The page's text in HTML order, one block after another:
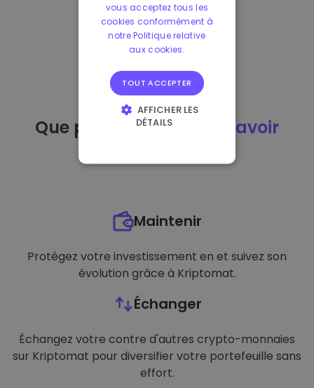
Que puis-je faire
après avoir
Maintenir
Protégez votre investissement en et suivez son
évolution grâce à Kriptomat.
Échanger
Échangez votre contre d'autres crypto-monnaies
sur Kriptomat pour diversifier votre portefeuille sans
effort.
vous acceptez tous les
cookies conformément à
notre Politique relative
aux cookies.
TOUT ACCEPTER
AFFICHER LES
DÉTAILS
FONCTIONNALITÉ